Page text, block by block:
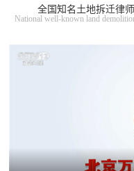
全国知名土地拆迁律
National well-known land